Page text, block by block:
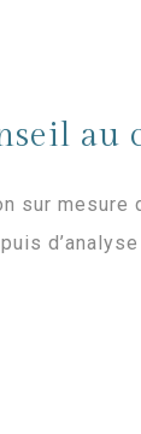
sur mesure